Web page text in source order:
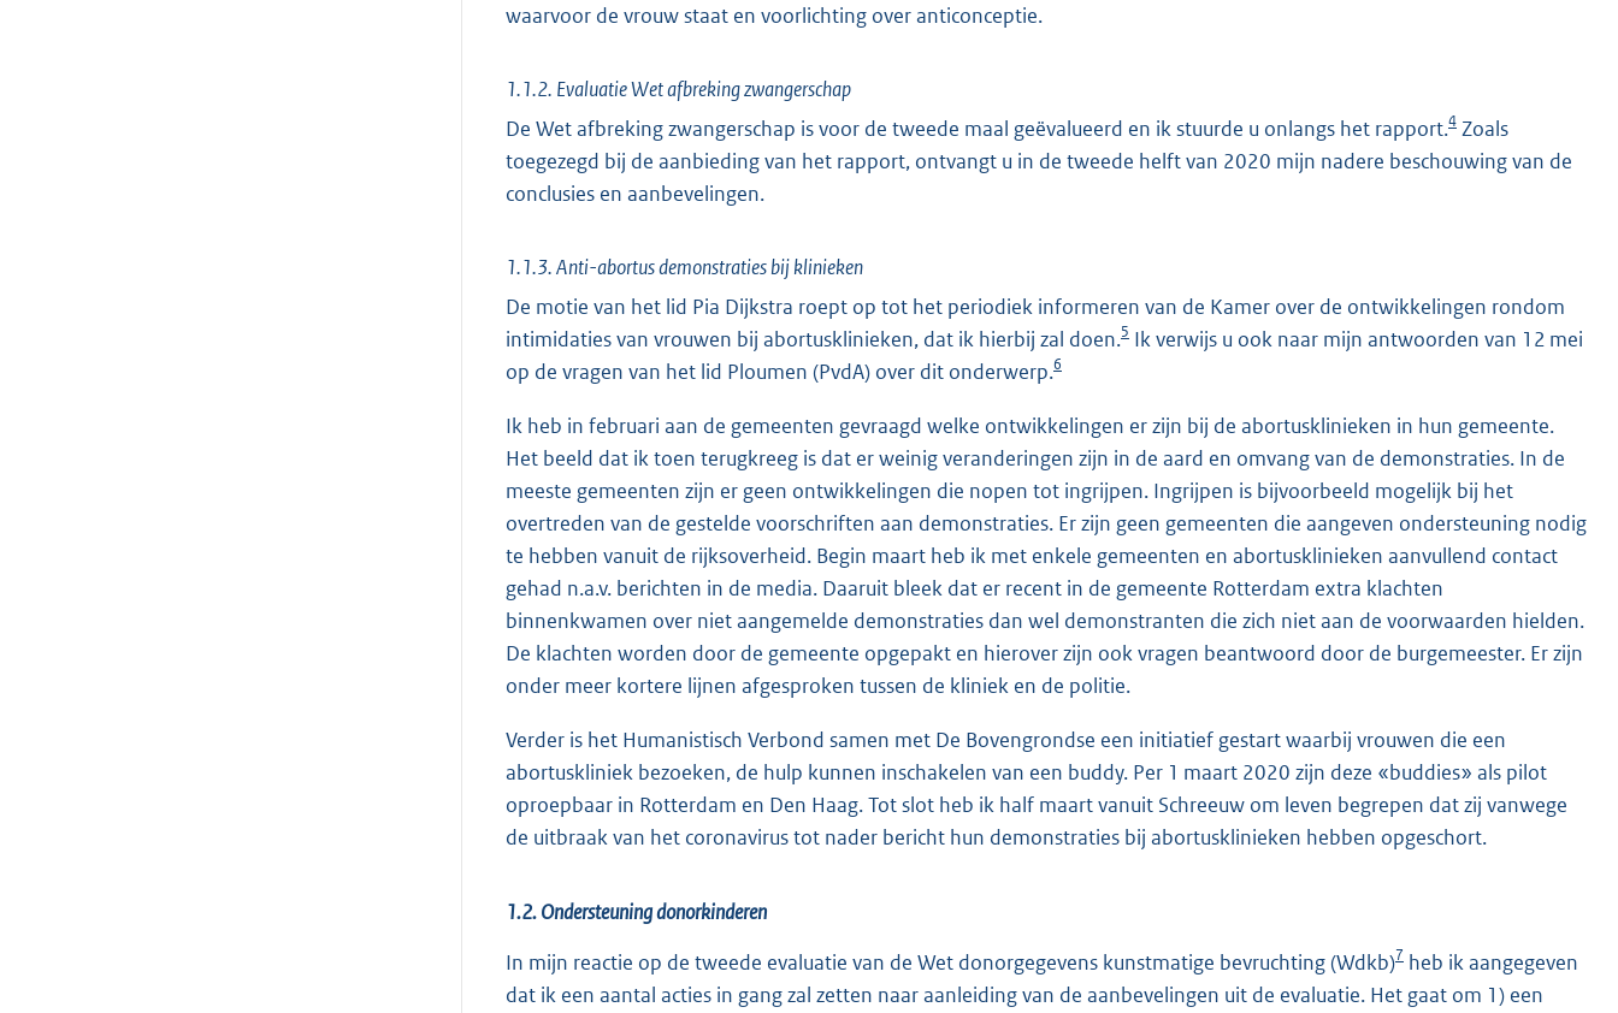
waarvoor de vrouw staat en voorlichting over anticonceptie.
1.1.2. Evaluatie Wet afbreking zwangerschap
De Wet afbreking zwangerschap is voor de tweede maal geëvalueerd en ik stuurde u onlangs het rapport.4 Zoals
toegezegd bij de aanbieding van het rapport, ontvangt u in de tweede helft van 2020 mijn nadere beschouwing van de
conclusies en aanbevelingen.
1.1.3. Anti-abortus demonstraties bij klinieken
De motie van het lid Pia Dijkstra roept op tot het periodiek informeren van de Kamer over de ontwikkelingen rondom
intimidaties van vrouwen bij abortusklinieken, dat ik hierbij zal doen.5 Ik verwijs u ook naar mijn antwoorden van 12 mei
op de vragen van het lid Ploumen (PvdA) over dit onderwerp.6
Ik heb in februari aan de gemeenten gevraagd welke ontwikkelingen er zijn bij de abortusklinieken in hun gemeente.
Het beeld dat ik toen terugkreeg is dat er weinig veranderingen zijn in de aard en omvang van de demonstraties. In de
meeste gemeenten zijn er geen ontwikkelingen die nopen tot ingrijpen. Ingrijpen is bijvoorbeeld mogelijk bij het
overtreden van de gestelde voorschriften aan demonstraties. Er zijn geen gemeenten die aangeven ondersteuning nodig
te hebben vanuit de rijksoverheid. Begin maart heb ik met enkele gemeenten en abortusklinieken aanvullend contact
gehad n.a.v. berichten in de media. Daaruit bleek dat er recent in de gemeente Rotterdam extra klachten
binnenkwamen over niet aangemelde demonstraties dan wel demonstranten die zich niet aan de voorwaarden hielden.
De klachten worden door de gemeente opgepakt en hierover zijn ook vragen beantwoord door de burgemeester. Er zijn
onder meer kortere lijnen afgesproken tussen de kliniek en de politie.
Verder is het Humanistisch Verbond samen met De Bovengrondse een initiatief gestart waarbij vrouwen die een
abortuskliniek bezoeken, de hulp kunnen inschakelen van een buddy. Per 1 maart 2020 zijn deze «buddies» als pilot
oproepbaar in Rotterdam en Den Haag. Tot slot heb ik half maart vanuit Schreeuw om leven begrepen dat zij vanwege
de uitbraak van het coronavirus tot nader bericht hun demonstraties bij abortusklinieken hebben opgeschort.
1.2. Ondersteuning donorkinderen
In mijn reactie op de tweede evaluatie van de Wet donorgegevens kunstmatige bevruchting (Wdkb)7 heb ik aangegeven
dat ik een aantal acties in gang zal zetten naar aanleiding van de aanbevelingen uit de evaluatie. Het gaat om 1) een